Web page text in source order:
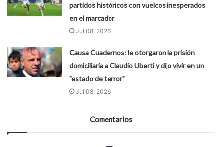
partidos históricos con vuelcos inesperados
en el marcador
Jul 08, 2026
Causa Cuadernos: le otorgaron la prisión
domiciliaria a Claudio Uberti y dijo vivir en un
"estado de terror"
Jul 08, 2026
Comentarios